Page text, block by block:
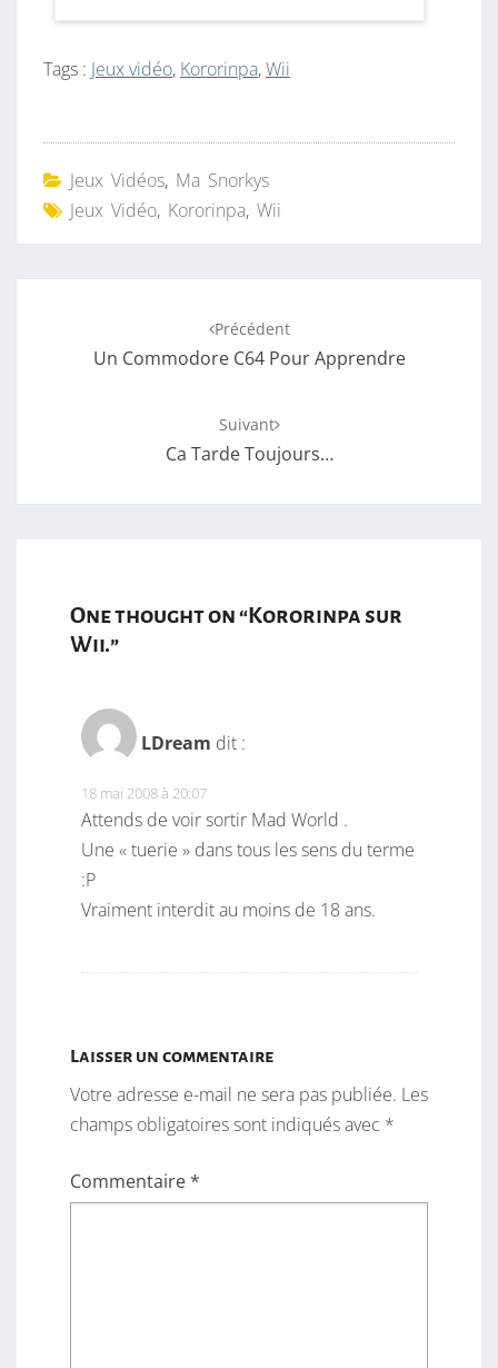
Tags : Jeux vidéo, Kororinpa,Wii
Jeux Vidéos, Ma Snorkys
Jeux Vidéo, Kororinpa, Wii
Précédent
Un Commodore C64 Pour Apprendre
Suivant
Ca Tarde Toujours…
One thought on “Kororinpa sur
Wii.”
LDream dit :
18 mai 2008 à 20:07
Attends de voir sortir Mad World .
Une « tuerie » dans tous les sens du terme
:P
Vraiment interdit au moins de 18 ans.
Laisser un commentaire
Votre adresse e-mail ne sera pas publiée. Les
champs obligatoires sont indiqués avec *
Commentaire*